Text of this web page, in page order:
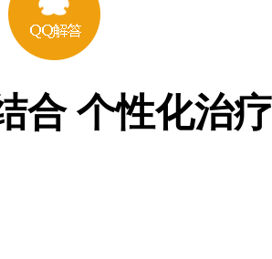
合 个性化治